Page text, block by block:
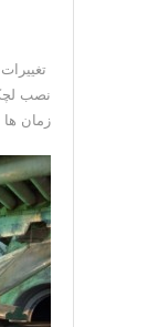
نصب
زمان